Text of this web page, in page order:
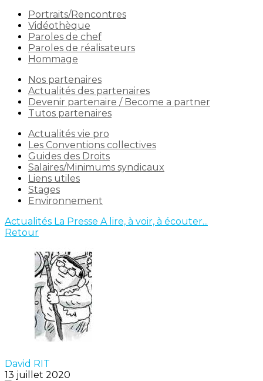
Portraits/Rencontres
Vidéothèque
Paroles de chef
Paroles de réalisateurs
Hommage
Nos partenaires
Actualités des partenaires
Devenir partenaire / Become a partner
Tutos partenaires
Actualités vie pro
Les Conventions collectives
Guides des Droits
Salaires/Minimums syndicaux
Liens utiles
Stages
Environnement
Actualités La Presse A lire, à voir, à écouter...
Retour
David RIT
13 juillet 2020